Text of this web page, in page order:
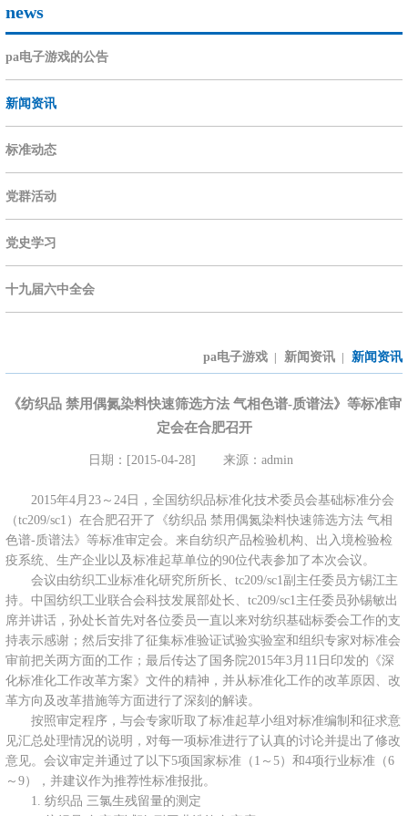
news
pa电子游戏的公告
新闻资讯
标准动态
党群活动
党史学习
十九届六中全会
pa电子游戏 新闻资讯 新闻资讯
《纺织品 禁用偶氮染料快速筛选方法 气相色谱-质谱法》等标准审
定会在合肥召开
日期：[2015-04-28] 来源：admin
2015年4月23～24日，全国纺织品标准化技术委员会基础标准分会
（tc209/sc1）在合肥召开了《纺织品 禁用偶氮染料快速筛选方法 气相
色谱-质谱法》等标准审定会。来自纺织产品检验机构、出入境检验检
疫系统、生产企业以及标准起草单位的90位代表参加了本次会议。
会议由纺织工业标准化研究所所长、tc209/sc1副主任委员方锡江主
持。中国纺织工业联合会科技发展部处长、tc209/sc1主任委员孙锡敏出
席并讲话，孙处长首先对各位委员一直以来对纺织基础标委会工作的支
持表示感谢；然后安排了征集标准验证试验实验室和组织专家对标准会
审前把关两方面的工作；最后传达了国务院2015年3月11日印发的《深
化标准化工作改革方案》文件的精神，并从标准化工作的改革原因、改
革方向及改革措施等方面进行了深刻的解读。
按照审定程序，与会专家听取了标准起草小组对标准编制和征求意
见汇总处理情况的说明，对每一项标准进行了认真的讨论并提出了修改
意见。会议审定并通过了以下5项国家标准（1～5）和4项行业标准（6
～9），并建议作为推荐性标准报批。
1. 纺织品 三氯生残留量的测定